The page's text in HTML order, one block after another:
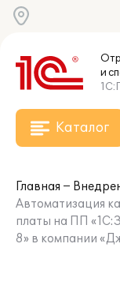
и
Каталог
Главная
Автоматизация
платы на ПП
8» в компании